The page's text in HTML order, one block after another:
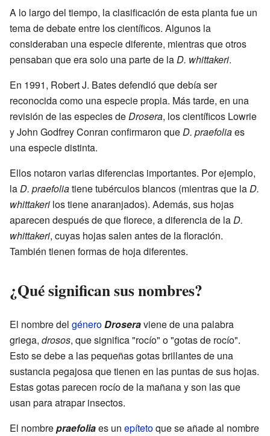
A lo largo del tiempo, la clasificación de esta planta fue un
tema de debate entre los científicos. Algunos la
consideraban una especie diferente, mientras que otros
pensaban que era solo una parte de laD. whittakeri.
En 1991, Robert J. Bates defendió que debía ser
reconocida como una especie propia. Más tarde, en una
revisión de las especies deDrosera, los científicos Lowrie
y John Godfrey Conran confirmaron queD. praefoliaes
una especie distinta.
Ellos notaron varias diferencias importantes. Por ejemplo,
laD. praefoliatiene tubérculos blancos (mientras que laD.
whittakeri los tiene anaranjados). Además, sus hojas
aparecen después de que florece, a diferencia de laD.
whittakeri, cuyas hojas salen antes de la floración.
También tienen formas de hoja diferentes.
¿Qué significan sus nombres?
El nombre del géneroDroseraviene de una palabra
griega, drosos, que significa "rocío" o "gotas de rocío".
Esto se debe a las pequeñas gotas brillantes de una
sustancia pegajosa que tienen en las puntas de sus hojas.
Estas gotas parecen rocío de la mañana y son las que
usan para atrapar insectos.
El nombrepraefoliaes un epítetoque se añade al nombre